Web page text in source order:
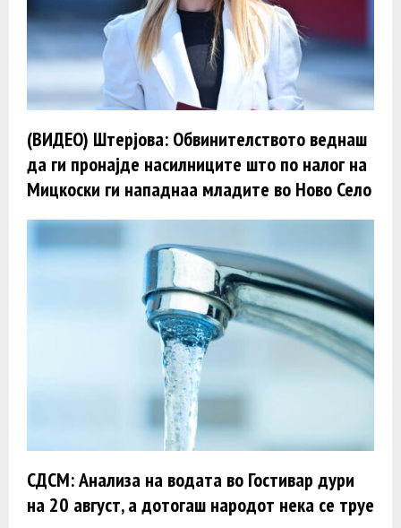
(ВИДЕО) Штерјова: Обвинителството веднаш
да ги пронајде насилниците што по налог на
Мицкоски ги нападнаа младите во Ново Село
СДСМ: Анализа на водата во Гостивар дури
на 20 август, а дотогаш народот нека се труе